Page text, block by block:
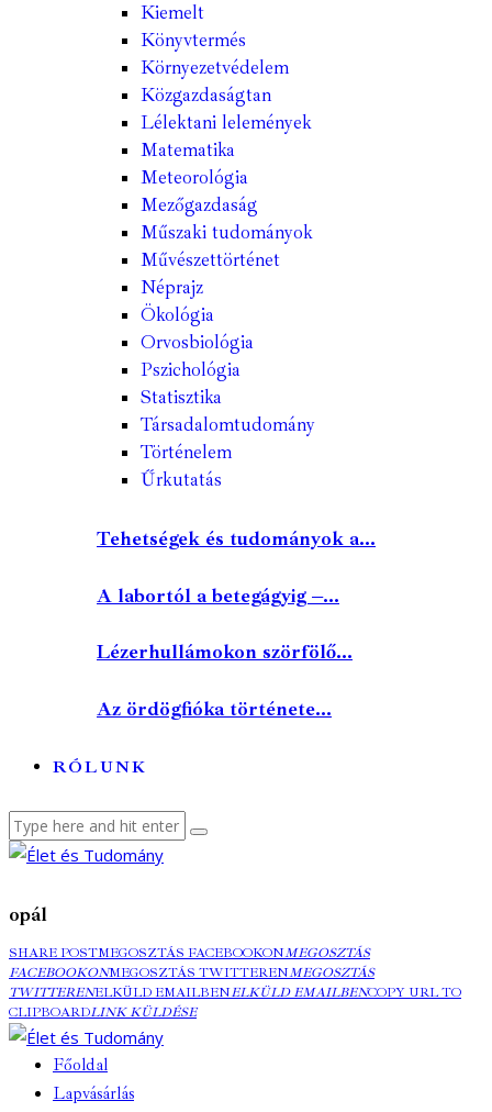
Kiemelt
Könyvtermés
Környezetvédelem
Közgazdaságtan
Lélektani lelemények
Matematika
Meteorológia
Mezőgazdaság
Műszaki tudományok
Művészettörténet
Néprajz
Ökológia
Orvosbiológia
Pszichológia
Statisztika
Társadalomtudomány
Történelem
Űrkutatás
Tehetségek és tudományok a...
A labortól a betegágyig –...
Lézerhullámokon szörfölő...
Az ördögfióka története...
RÓLUNK
opál
SHARE POSTMEGOSZTÁS FACEBOOKONMEGOSZTÁS
FACEBOOKONMEGOSZTÁS TWITTERENMEGOSZTÁS
TWITTERENELKÜLD EMAILBENELKÜLD EMAILBENCOPY URL TO
CLIPBOARDLINK KÜLDÉSE
Főoldal
Lapvásárlás